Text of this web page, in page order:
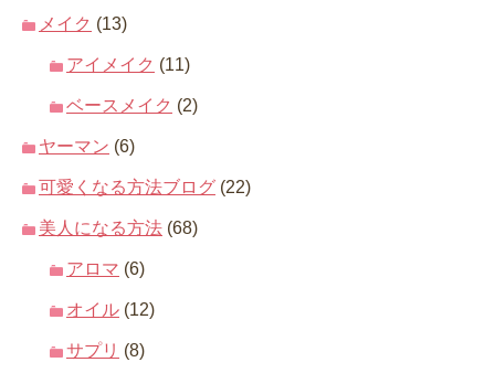
メイク (13)
アイメイク (11)
ベースメイク (2)
ヤーマン (6)
可愛くなる方法ブログ (22)
美人になる方法 (68)
アロマ (6)
オイル (12)
サプリ (8)